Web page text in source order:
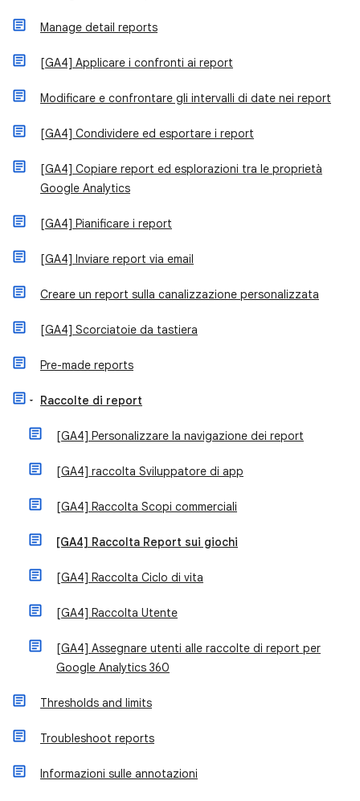
Manage detail reports
[GA4] Applicare i confronti ai report
Modificare e confrontare gli intervalli di date nei report
[GA4] Condividere ed esportare i report
[GA4] Copiare report ed esplorazioni tra le proprietà
Google Analytics
[GA4] Pianificare i report
[GA4] Inviare report via email
Creare un report sulla canalizzazione personalizzata
[GA4] Scorciatoie da tastiera
Pre-made reports
Raccolte di report
[GA4] Personalizzare la navigazione dei report
[GA4] raccolta Sviluppatore di app
[GA4] Raccolta Scopi commerciali
[GA4] Raccolta Report sui giochi
[GA4] Raccolta Ciclo di vita
[GA4] Raccolta Utente
[GA4] Assegnare utenti alle raccolte di report per
Google Analytics 360
Thresholds and limits
Troubleshoot reports
Informazioni sulle annotazioni